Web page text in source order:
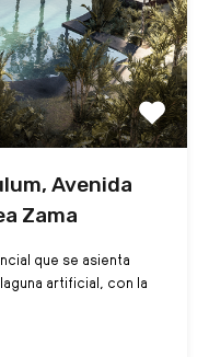
Avenida
Zama
que se asienta
artificial, con la